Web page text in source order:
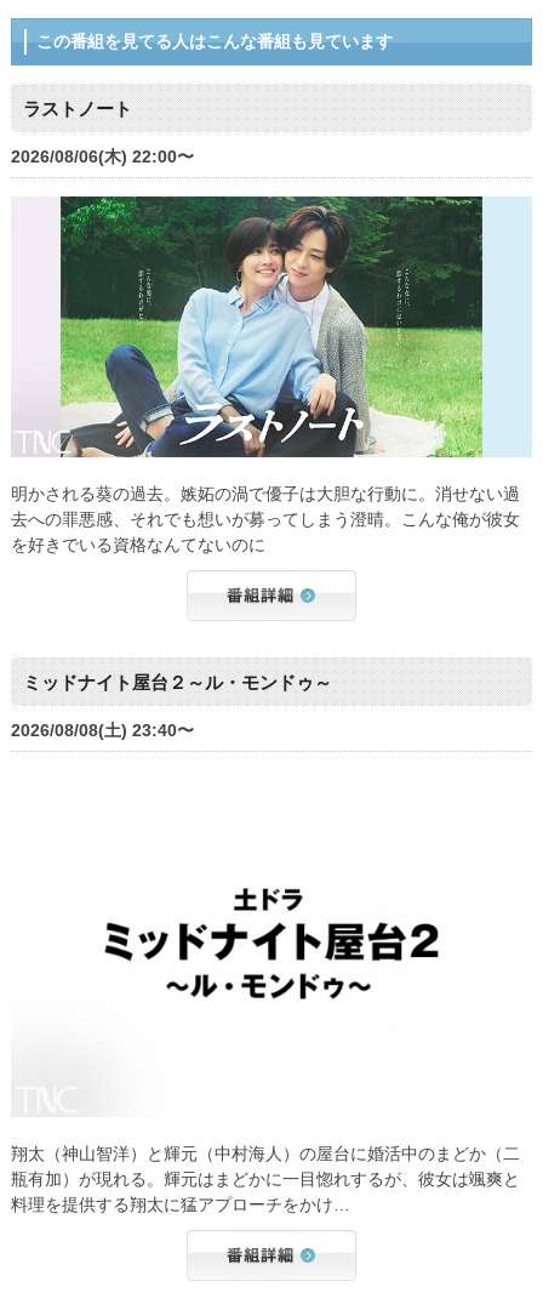
この番組を見てる人はこんな番組も見ています
ラストノート
2026/08/06(木) 22:00〜
明かされる葵の過去。嫉妬の渦で優子は大胆な行動に。消せない過
去への罪悪感、それでも想いが募ってしまう澄晴。こんな俺が彼女
を好きでいる資格なんてないのに
ミッドナイト屋台２～ル・モンドゥ～
2026/08/08(土) 23:40〜
翔太（神山智洋）と輝元（中村海人）の屋台に婚活中のまどか（二
瓶有加）が現れる。輝元はまどかに一目惚れするが、彼女は颯爽と
料理を提供する翔太に猛アプローチをかけ…